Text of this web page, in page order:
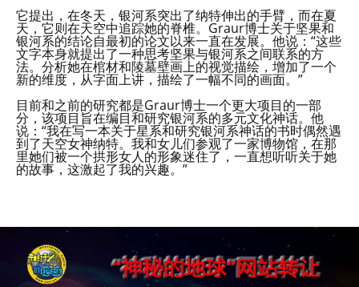
它提出，在冬天，银河系突出了纳特伸出的手臂，而在夏
天，它则在天空中追踪她的脊椎。Graur博士关于坚果和
银河系的结论自最初的论文以来一直在发展。他说：“这些
文字本身就提出了一种思考坚果与银河系之间联系的方
法。分析她在棺材和陵墓壁画上的视觉描绘，增加了一个
新的维度，从字面上讲，描绘了一幅不同的画面。”
目前和之前的研究都是Graur博士一个更大项目的一部
分，该项目旨在编目和研究银河系的多元文化神话。他
说：“我在写一本关于星系和研究银河系神话的书时偶然遇
到了天空女神纳特。我和女儿们参观了一家博物馆，在那
里她们被一个拱形女人的形象迷住了，一直想听听关于她
的故事，这激起了我的兴趣。”